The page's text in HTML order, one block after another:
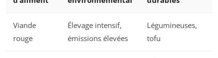
Viande
rouge
Élevage intensif,
émissions élevées
Légumineuses,
tofu